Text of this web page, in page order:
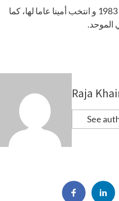
بعد عودته من فرنسا أسس منطمة العمل الديمقراطي الشعبي سنة 1983 و انتخب أمينا عاما لها، كما
الموحد.
Raja
See